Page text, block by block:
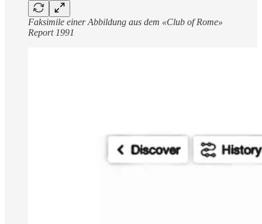
Faksimile einer Abbildung aus dem «Club of Rome»
Report 1991